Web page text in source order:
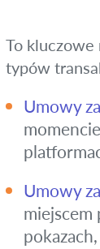
To kluczowe
typów
Umowy
Umowy
miejscem